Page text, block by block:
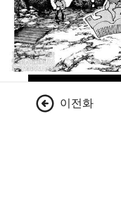
이전화